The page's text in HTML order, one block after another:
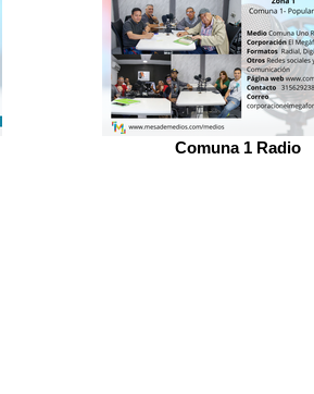
Comuna 1 Radio